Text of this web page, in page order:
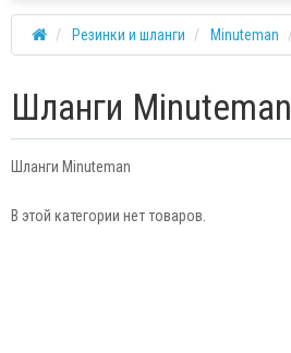
Резинки и шланги Minuteman
Шланги Minuteman
Шланги Minuteman
В этой категории нет товаров.